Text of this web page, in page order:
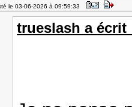
le 03-06-2026 à 09:59:33
trueslash a écrit